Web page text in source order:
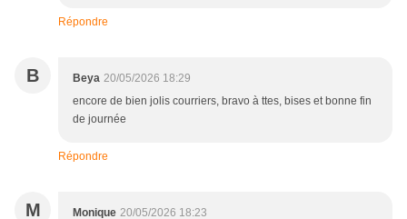
Répondre
B Beya 20/05/2026 18:29
encore de bien jolis courriers, bravo à ttes, bises et bonne fin
de journée
Répondre
M Monique 20/05/2026 18:23